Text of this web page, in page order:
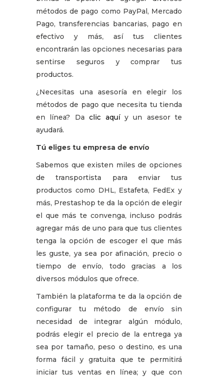
métodos de pago como PayPal, Mercado
Pago, transferencias bancarias, pago en
efectivo y más, así tus clientes
encontrarán las opciones necesarias para
sentirse seguros y comprar tus
productos.
¿Necesitas una asesoría en elegir los
métodos de pago que necesita tu tienda
en línea? Daclic aquíy un asesor te
ayudará.
Tú eliges tu empresa de envío
Sabemos que existen miles de opciones
de transportista para enviar tus
productos como DHL, Estafeta, FedEx y
más, Prestashop te da la opción de elegir
el que más te convenga, incluso podrás
agregar más de uno para que tus clientes
tenga la opción de escoger el que más
les guste, ya sea por afinación, precio o
tiempo de envío, todo gracias a los
diversos módulos que ofrece.
También la plataforma te da la opción de
configurar tu método de envío sin
necesidad de integrar algún módulo,
podrás elegir el precio de la entrega ya
sea por tamaño, peso o destino, es una
forma fácil y gratuita que te permitirá
iniciar tus ventas en línea; y que con